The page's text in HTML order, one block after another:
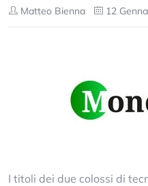
Matteo Bienna 12
I titoli dei due colossi di